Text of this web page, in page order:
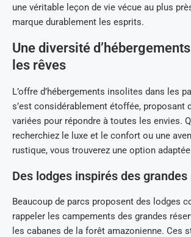
une véritable leçon de vie vécue au plus
marque durablement les esprits.
Une diversité
les rêves
L’offre d’hébergements insolites dans les
s’est considérablement étoffée, proposant
variées pour répondre à toutes les envies.
recherchiez le luxe et le confort ou une
rustique, vous trouverez une option
Des lodges inspirés des
Beaucoup de parcs proposent des lodges
rappeler les campements des grandes
les cabanes de la forêt amazonienne. Ces